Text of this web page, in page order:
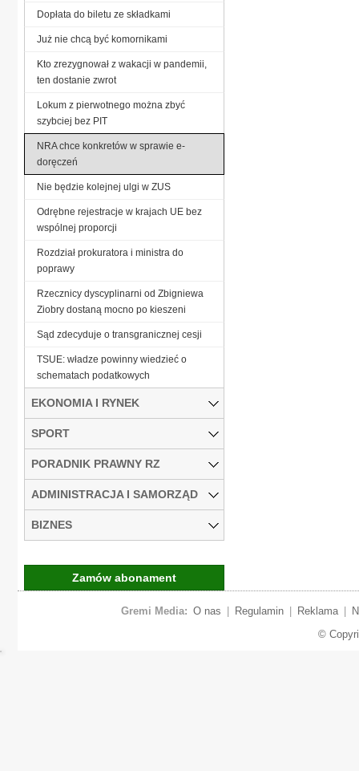
Dopłata do biletu ze składkami
Już nie chcą być komornikami
Kto zrezygnował z wakacji w pandemii,
ten dostanie zwrot
Lokum z pierwotnego można zbyć
szybciej bez PIT
NRA chce konkretów w sprawie e-
doręczeń
Nie będzie kolejnej ulgi w ZUS
Odrębne rejestracje w krajach UE bez
wspólnej proporcji
Rozdział prokuratora i ministra do
poprawy
Rzecznicy dyscyplinarni od Zbigniewa
Ziobry dostaną mocno po kieszeni
Sąd zdecyduje o transgranicznej cesji
TSUE: władze powinny wiedzieć o
schematach podatkowych
EKONOMIA I RYNEK
SPORT
PORADNIK PRAWNY RZ
ADMINISTRACJA I SAMORZĄD
BIZNES
Zamów abonament
Gremi Media: O nas Regulamin Reklama
©